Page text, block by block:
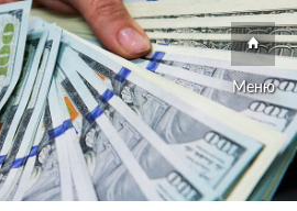
Меню